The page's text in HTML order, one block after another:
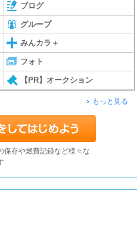
ブログ
グループ
みんカラ＋
フォト
【PR】オークション
もっと見る
保存や燃費記録など様々な